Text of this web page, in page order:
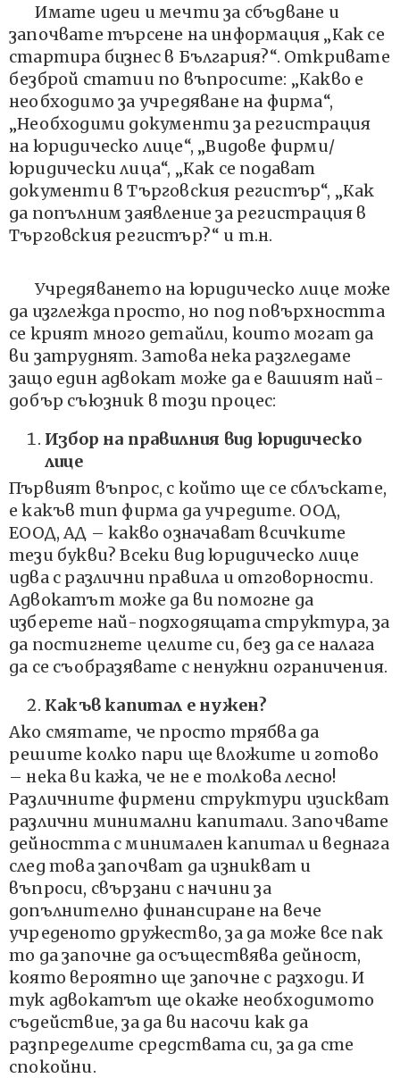
Имате идеи и мечти за сбъдване и
започвате търсене на информация „Как се
стартира бизнес в България?“. Откривате
безброй статии по въпросите: „Какво е
необходимо за учредяване на фирма“,
„Необходими документи за регистрация
на юридическо лице“, „Видове фирми/
юридически лица“, „Как се подават
документи в Търговския регистър“, „Как
да попълним заявление за регистрация в
Търговския регистър?“ и т.н.
Учредяването на юридическо лице може
да изглежда просто, но под повърхността
се крият много детайли, които могат да
ви затруднят. Затова нека разгледаме
защо един адвокат може да е вашият най-
добър съюзник в този процес:
Избор на правилния вид юридическо
лице
Първият въпрос, с който ще се сблъскате,
е какъв тип фирма да учредите. ООД,
ЕООД, АД – какво означават всичките
тези букви? Всеки вид юридическо лице
идва с различни правила и отговорности.
Адвокатът може да ви помогне да
изберете най-подходящата структура, за
да постигнете целите си, без да се налага
да се съобразявате с ненужни ограничения.
Какъв капитал е нужен?
Ако смятате, че просто трябва да
решите колко пари ще вложите и готово
– нека ви кажа, че не е толкова лесно!
Различните фирмени структури изискват
различни минимални капитали. Започвате
дейността с минимален капитал и веднага
след това започват да изникват и
въпроси, свързани с начини за
допълнително финансиране на вече
учреденото дружество, за да може все пак
то да започне да осъществява дейност,
която вероятно ще започне с разходи. И
тук адвокатът ще окаже необходимото
съдействие, за да ви насочи как да
разпределите средствата си, за да сте
спокойни.